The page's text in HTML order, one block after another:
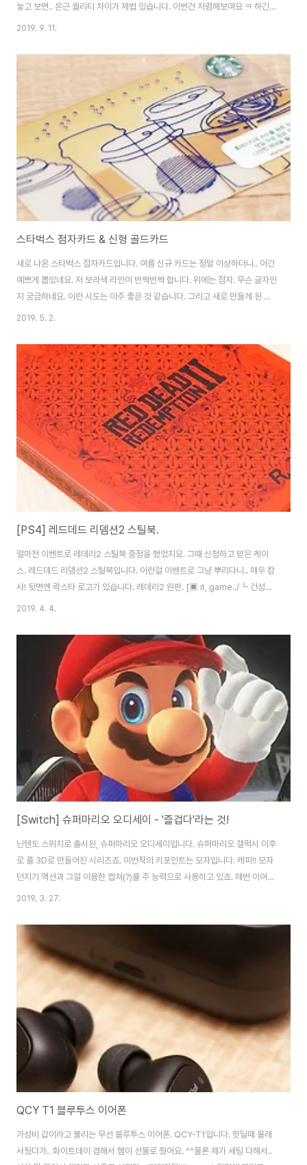
놓고 보면.. 은근 퀄리티 차이가 제법 있습니다. 이번건 저렴해보여요 ㅋ 하긴
저때 충전금액(3만) 생각하면.... ㄷㄷㄷ
2019. 9. 11.
스타벅스 점자카드 & 신형 골드카드
새로 나온 스타벅스 점자카드입니다. 여름 신규 카드는 정말 이상하더니.. 이건
예쁘게 뽑았네요. 저 보라색 라인이 반짝반짝 합니다. 위에는 점자. 무슨 글자인
지 궁금하네요. 이런 시도는 아주 좋은 것 같습니다. 그리고 새로 만들게 된 골
드 카드. 기존 골드카드에서 디자인이 변경되었죠. 신청 방식은 기존과 동일합
니다. [▣ in my life../└ 만물지름상] - 스타벅스 골드카드와 파네토네 라떼
햄이는 기존 카드 그대로 가지고 있는데.. 솔직히 기존 골드카드가 훨씬 예쁘네
요. 어설프게 그라데이션을 줬지만, 재질도 컬러도 기존 카드 압승입니다. 어차
피 앱으로만 사용해서 실물 카드 쓸 일은 없지만, 아쉽네요. 그나저나 2015년
부..
2019. 5. 2.
[PS4] 레드데드 리뎀션2 스틸북.
얼마전 이벤트로 레데리2 스틸북 증정을 했었지요. 그때 신청하고 받은 케이
스. 레드데드 리뎀션2 스틸북입니다. 이런걸 이벤트로 그냥 뿌리다니.. 매우 캄
사! 뒷면엔 락스타 로고가 있습니다. 레데리2 원판. [▣ it, game../┗ 건성게
임방] - [PS4] 레드데드 리뎀션2 - 한편의 서부극에 녹아들다. [PS4] 레드데
임. 레드데드 리뎀션2. 줄여서 레데리2가 출시되었죠. GTA의 흥행에 힘입어
이번에도 한글화로 만나볼 수 있습니다. 오픈 케이스. 지도가 하나 들어있어서..
그런가보다.... noleter.net 내부. 양측으로 서 있는 주연들이 눈에 띄네요. 레
데리2는 2디스크라 이렇게 꽂아주어야 합니다. 안쪽 디스크는 ..
2019. 4. 4.
[Switch] 슈퍼마리오 오디세이 - '즐겁다'라는 것!
닌텐도 스위치로 출시된, 슈퍼마리오 오디세이입니다. 슈퍼마리오 갤럭시 이후
로 풀 3D로 만들어진 시리즈죠. 이번작의 키포인트는 모자입니다. 캐피!! 모자
던지기 액션과 그걸 이용한 캡쳐(?)를 주 능력으로 사용하고 있죠. 매번 이어지
는 시리즈인데, 이렇게 또 새로운 걸 멋지게 만들어내는 것 보면 대단해요. 모자
니다. 900개가 넘는걸로 아는데, 신경 쓰지 않고 보이는 것만 먹으며 플레이해
도 스토리 진행에는 무리가 없습니다. 3D 안에 반가운 2D들. 추억까지 게임에
녹여낼 줄 아는 닌텐도. 오디세이호를 복원해서 쿠파를 찾아 나서야 합니다. 다
양한 맵이 준비되어 있고, 맵 마다의 특색 역시 확실해서 여행의 재미가 있습니
2019. 3. 27.
QCY T1 블루투스 이어폰
가성비 갑이라고 불리는 무선 블루투스 이어폰. QCY-T1입니다. 핫딜때 몰래
사뒀다가.. 화이트데이 겸해서 햄이 선물로 줬어요. ^^물론 제가 세팅 다해서..